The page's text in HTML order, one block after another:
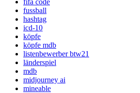
fifa code
fussball
hashtag
icd-10
köpfe
köpfe mdb
listenbewerber btw21
länderspiel
mdb
midjourney ai
mineable